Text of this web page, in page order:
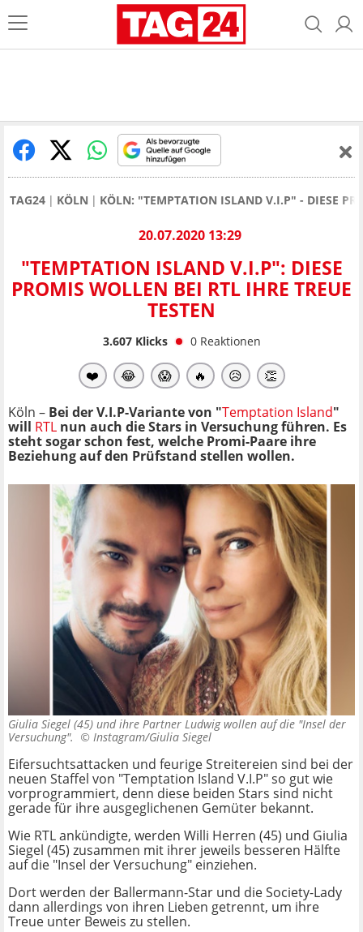
TAG24 KÖLN KÖLN: "TEMPTATION ISLAND V.I.P" - DIESE
20.07.2020 13:29
"TEMPTATION ISLAND V.I.P": DIESE
PROMIS WOLLEN BEI RTL IHRE TREUE
TESTEN
3.607Klicks 0 Reaktionen
❤️ 😂 😱 🔥 😥 👏
Köln – Bei der V.I.P-Variante von "Temptation Island"
will RTL nun auch die Stars in Versuchung führen. Es
steht sogar schon fest, welche Promi-Paare ihre
Beziehung auf den Prüfstand stellen wollen.
Giulia Siegel (45) und ihre Partner Ludwig wollen auf die "Insel der
Versuchung". © Instagram/Giulia Siegel
Eifersuchtsattacken und feurige Streitereien sind bei der
neuen Staffel von "Temptation Island V.I.P" so gut wie
vorprogrammiert, denn diese beiden Stars sind nicht
gerade für ihre ausgeglichenen Gemüter bekannt.
Wie RTL ankündigte, werden Willi Herren (45) und Giulia
Siegel (45) zusammen mit ihrer jeweils besseren Hälfte
auf die "Insel der Versuchung" einziehen.
Dort werden der Ballermann-Star und die Society-Lady
dann allerdings von ihren Lieben getrennt, um ihre
Treue unter Beweis zu stellen.